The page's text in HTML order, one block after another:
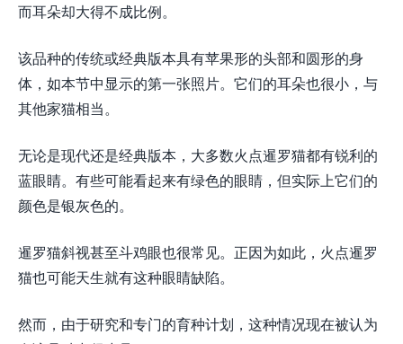
而耳朵却大得不成比例。
该品种的传统或经典版本具有苹果形的头部和圆形的身
体，如本节中显示的第一张照片。它们的耳朵也很小，与
其他家猫相当。
无论是现代还是经典版本，大多数火点暹罗猫都有锐利的
蓝眼睛。有些可能看起来有绿色的眼睛，但实际上它们的
颜色是银灰色的。
暹罗猫斜视甚至斗鸡眼也很常见。正因为如此，火点暹罗
猫也可能天生就有这种眼睛缺陷。
然而，由于研究和专门的育种计划，这种情况现在被认为